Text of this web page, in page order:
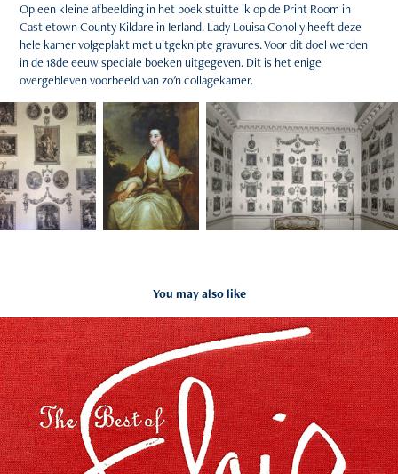
Op een kleine afbeelding in het boek stuitte ik op de Print Room in
Castletown County Kildare in Ierland. Lady Louisa Conolly heeft deze
hele kamer volgeplakt met uitgeknipte gravures. Voor dit doel werden
in de 18de eeuw speciale boeken uitgegeven. Dit is het enige
overgebleven voorbeeld van zo'n collagekamer.
You may also like
Flair